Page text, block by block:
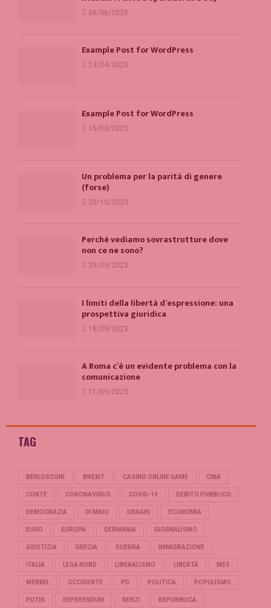
06/06/2025
Example Post for WordPress
13/04/2025
Example Post for WordPress
15/03/2025
Un problema per la parità di genere
(forse)
20/10/2023
Perché vediamo sovrastrutture dove
non ce ne sono?
29/09/2023
I limiti della libertà d’espressione: una
prospettiva giuridica
18/09/2023
A Roma c’è un evidente problema con la
comunicazione
11/09/2023
TAG
BERLUSCONI BREXIT CASINO ONLINE GAME CINA
CONTE CORONAVIRUS COVID-19 DEBITO PUBBLICO
DEMOCRAZIA DI MAIO DRAGHI ECONOMIA
EURO EUROPA GERMANIA GIORNALISMO
GIUSTIZIA GRECIA GUERRA IMMIGRAZIONE
ITALIA LEGA NORD LIBERALISMO LIBERTÀ M5S
MERKEL OCCIDENTE PD POLITICA POPULISMO
PUTIN REFERENDUM RENZI REPUBBLICA